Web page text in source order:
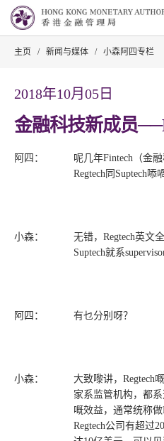
主页 / 新闻与媒体 / 小森阿四专栏
2018年10月05日
金融科技新成员
阿四：
呢几年Fintech（金
Regtech同Suptech㖭
小森：
无错，Regtech英文
Suptech就系
阿四： 有乜分别呀？
小森：
大致嚟讲，Regtech
家系监管机构，都
嘅效益，通常统称
Regtech公司有超过